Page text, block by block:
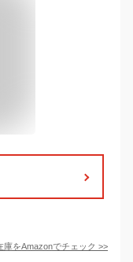
庫をAmazonでチェック >>